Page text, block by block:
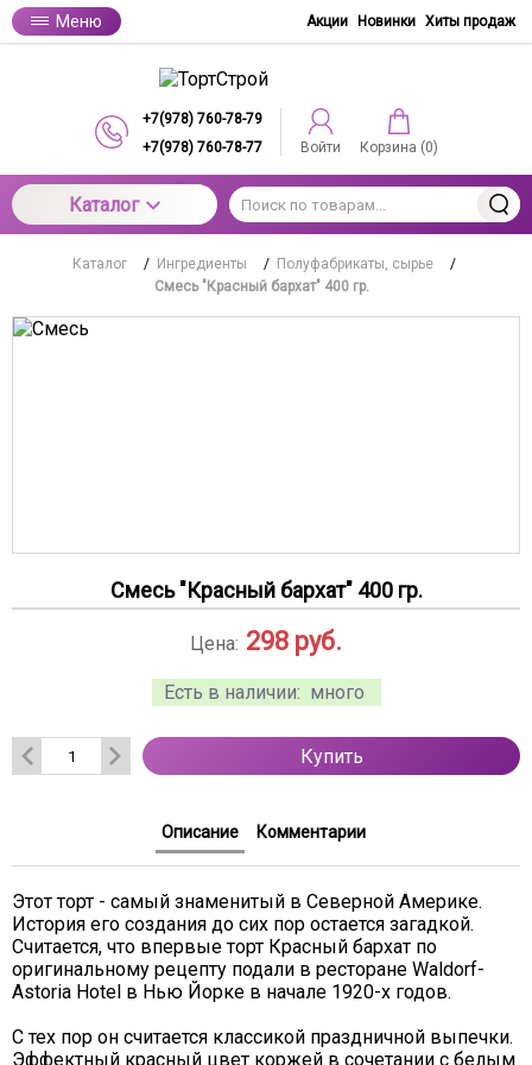
Меню Акции Новинки Хиты продаж
+7(978) 760-78-79
+7(978) 760-78-77
Войти Корзина (0)
Каталог
Каталог / Ингредиенты / Полуфабрикаты, сырье
/
Смесь "Красный бархат" 400 гр.
Смесь "Красный бархат" 400 гр.
Есть в наличии: много
Цена: 298 руб.
Купить
Описание Комментарии
Этот торт - самый знаменитый в Северной Америке.
История его создания до сих пор остается загадкой.
Считается, что впервые торт Красный бархат по
оригинальному рецепту подали в ресторане Waldorf-
Astoria Hotel в Нью Йорке в начале 1920-х годов.
С тех пор он считается классикой праздничной выпечки.
Эффектный красный цвет коржей в сочетании с белым